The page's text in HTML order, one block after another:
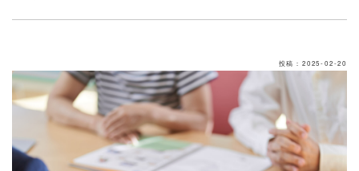
投稿：2025-02-20